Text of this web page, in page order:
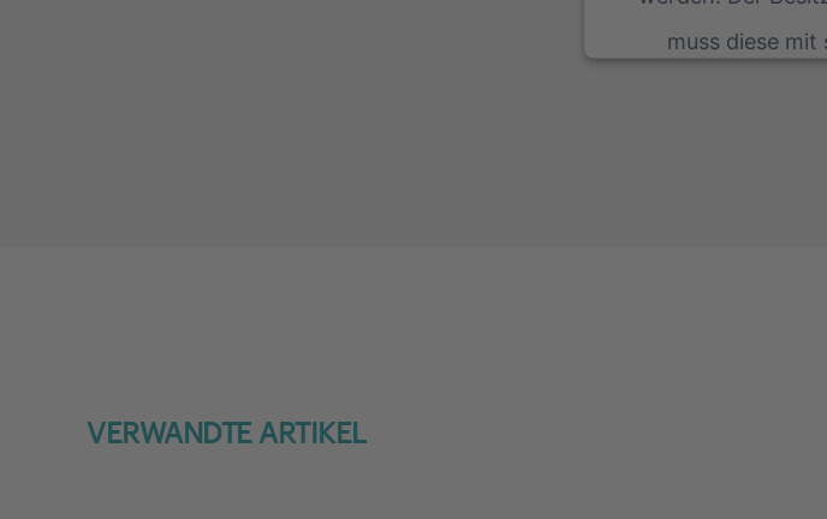
muss diese mit
VERWANDTE ARTIKEL